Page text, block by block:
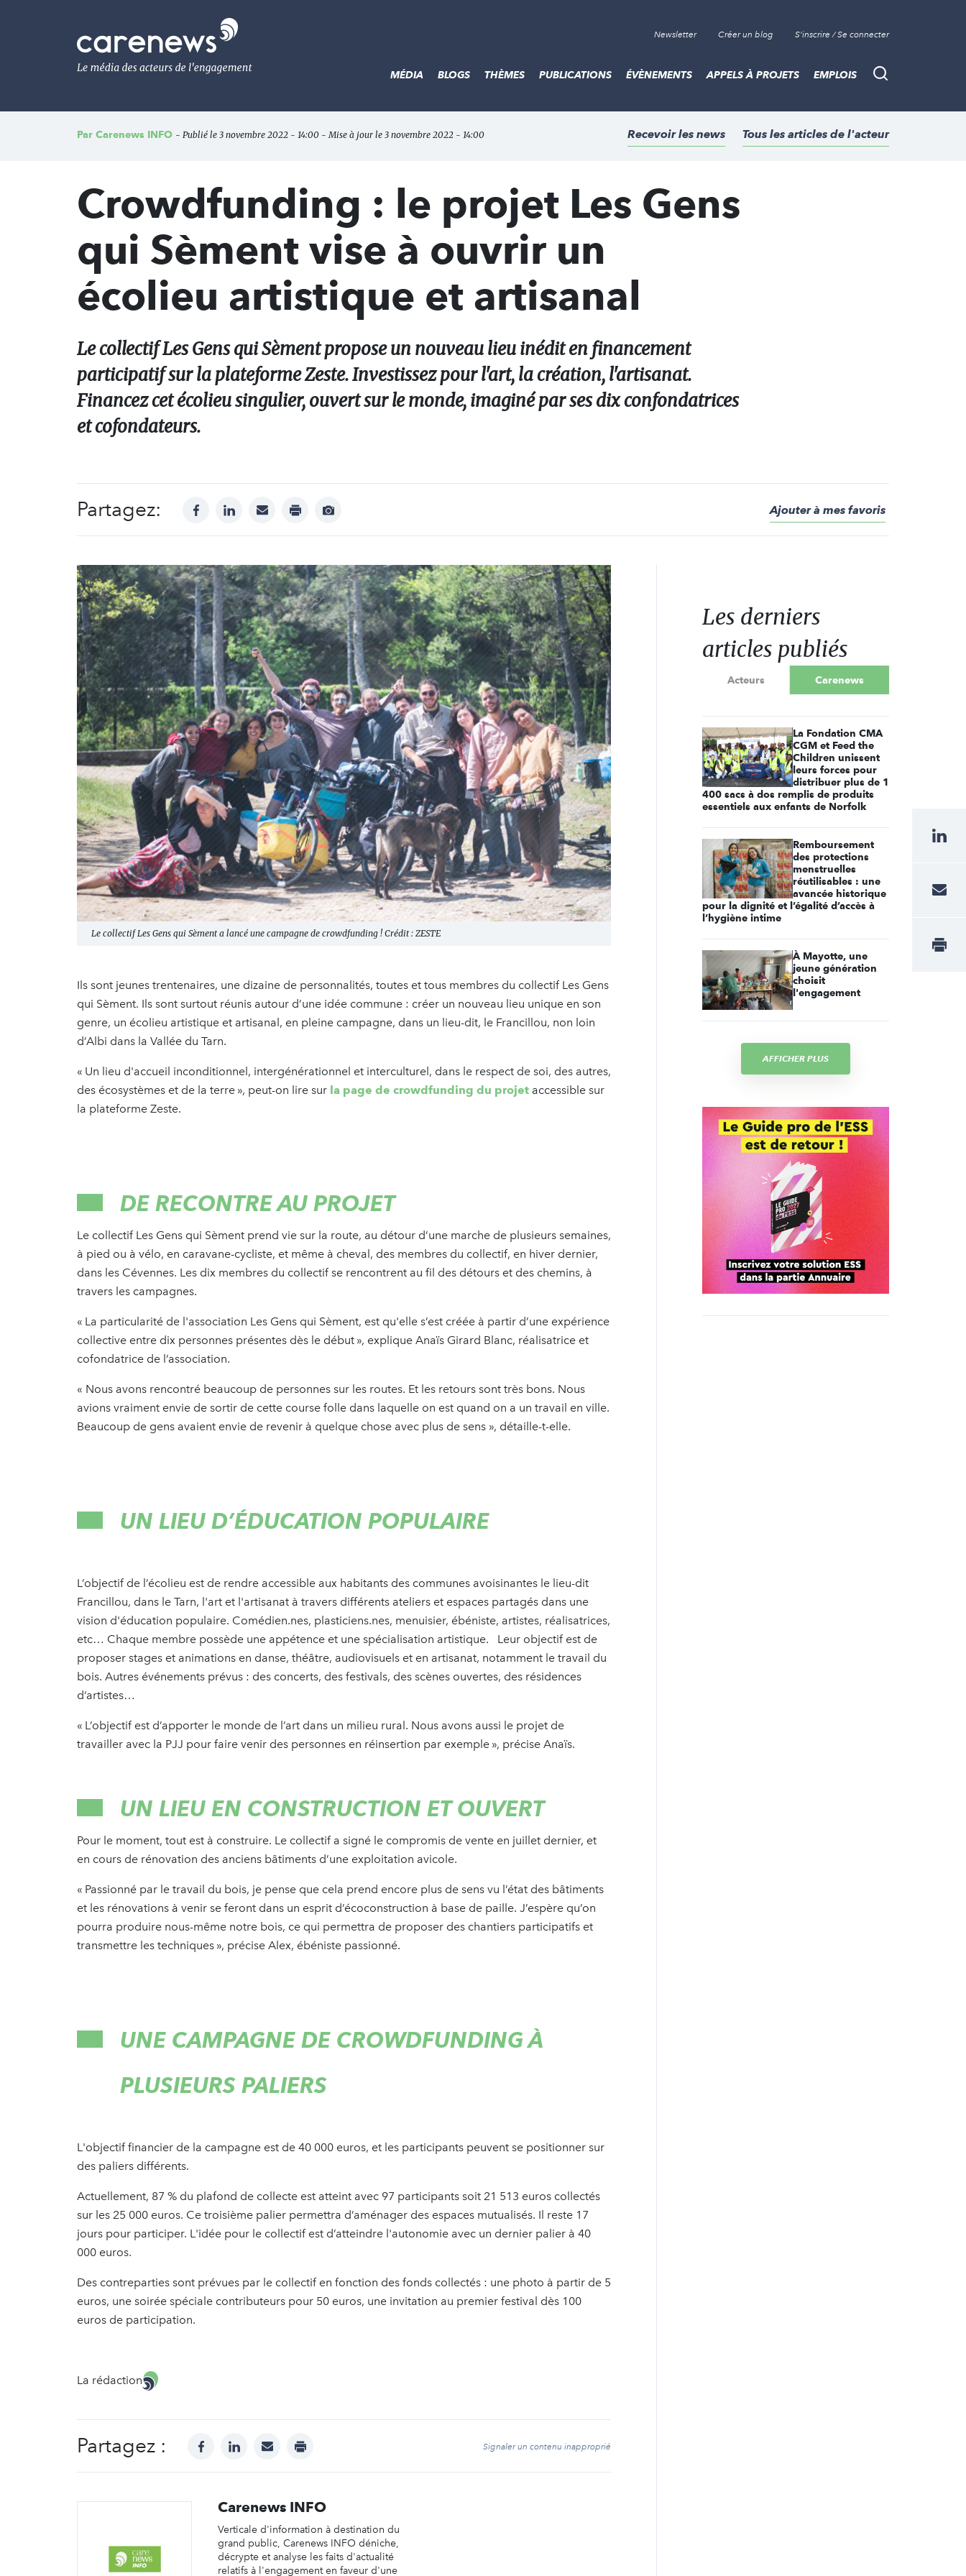
Le
média
de
l'engagement
Newsletter Créer un blog S'inscrire / Se connecter
Recherche
MÉDIA BLOGS THÈMES PUBLICATIONS ÉVÈNEMENTS APPELS À PROJETS EMPLOIS
Par Carenews INFO - Publié le 3 novembre 2022 - 14:00 - Mise à jour le 3 novembre 2022 - 14:00 Recevoir les news Tous les articles de l'acteur
Crowdfunding : le projet Les Gens
qui Sèment vise à ouvrir un
écolieu artistique et artisanal
Le collectif Les Gens qui Sèment propose un nouveau lieu inédit en financement
participatif sur la plateforme Zeste. Investissez pour l'art, la création, l'artisanat.
Financez cet écolieu singulier, ouvert sur le monde, imaginé par ses dix confondatrices
et cofondateurs.
Partagez: facebooklinkedinmail print
Afficher
Ajouter à mes favoris
Le collectif Les Gens qui Sèment a lancé une campagne de crowdfunding ! Crédit : ZESTE
Ils sont jeunes trentenaires, une dizaine de personnalités, toutes et tous membres du collectif Les Gens
qui Sèment. Ils sont surtout réunis autour d’une idée commune : créer un nouveau lieu unique en son
genre, un écolieu artistique et artisanal, en pleine campagne, dans un lieu-dit, le Francillou, non loin
d’Albi dans la Vallée du Tarn.
« Un lieu d'accueil inconditionnel, intergénérationnel et interculturel, dans le respect de soi, des autres,
des écosystèmes et de la terre », peut-on lire sur la page de crowdfunding du projet accessible sur
la plateforme Zeste.
DE RECONTRE AU PROJET
Le collectif Les Gens qui Sèment prend vie sur la route, au détour d’une marche de plusieurs semaines,
à pied ou à vélo, en caravane-cycliste, et même à cheval, des membres du collectif, en hiver dernier,
dans les Cévennes. Les dix membres du collectif se rencontrent au fil des détours et des chemins, à
travers les campagnes.
« La particularité de l'association Les Gens qui Sèment, est qu'elle s’est créée à partir d’une expérience
collective entre dix personnes présentes dès le début », explique Anaïs Girard Blanc, réalisatrice et
cofondatrice de l’association.
« Nous avons rencontré beaucoup de personnes sur les routes. Et les retours sont très bons. Nous
avions vraiment envie de sortir de cette course folle dans laquelle on est quand on a un travail en ville.
Beaucoup de gens avaient envie de revenir à quelque chose avec plus de sens », détaille-t-elle.
UN LIEU D’ÉDUCATION POPULAIRE
L’objectif de l’écolieu est de rendre accessible aux habitants des communes avoisinantes le lieu-dit
Francillou, dans le Tarn, l'art et l'artisanat à travers différents ateliers et espaces partagés dans une
vision d'éducation populaire. Comédien.nes, plasticiens.nes, menuisier, ébéniste, artistes, réalisatrices,
etc… Chaque membre possède une appétence et une spécialisation artistique. Leur objectif est de
proposer stages et animations en danse, théâtre, audiovisuels et en artisanat, notamment le travail du
bois. Autres événements prévus : des concerts, des festivals, des scènes ouvertes, des résidences
d’artistes…
« L’objectif est d’apporter le monde de l’art dans un milieu rural. Nous avons aussi le projet de
travailler avec la PJJ pour faire venir des personnes en réinsertion par exemple », précise Anaïs.
UN LIEU EN CONSTRUCTION ET OUVERT
Pour le moment, tout est à construire. Le collectif a signé le compromis de vente en juillet dernier, et
en cours de rénovation des anciens bâtiments d’une exploitation avicole.
« Passionné par le travail du bois, je pense que cela prend encore plus de sens vu l’état des bâtiments
et les rénovations à venir se feront dans un esprit d’écoconstruction à base de paille. J’espère qu’on
pourra produire nous-même notre bois, ce qui permettra de proposer des chantiers participatifs et
transmettre les techniques », précise Alex, ébéniste passionné.
UNE CAMPAGNE DE CROWDFUNDING À
PLUSIEURS PALIERS
L'objectif financier de la campagne est de 40 000 euros, et les participants peuvent se positionner sur
des paliers différents.
Actuellement, 87 % du plafond de collecte est atteint avec 97 participants soit 21 513 euros collectés
sur les 25 000 euros. Ce troisième palier permettra d’aménager des espaces mutualisés. Il reste 17
jours pour participer. L'idée pour le collectif est d’atteindre l'autonomie avec un dernier palier à 40
000 euros.
Des contreparties sont prévues par le collectif en fonction des fonds collectés : une photo à partir de 5
euros, une soirée spéciale contributeurs pour 50 euros, une invitation au premier festival dès 100
euros de participation.
La rédaction
Partagez : facebooklinkedinmail print Signaler un contenu inapproprié
Carenews INFO
Verticale d'information à destination du
grand public, Carenews INFO déniche,
décrypte et analyse les faits d'actualité
relatifs à l'engagement en faveur d'une
Les derniers
articles publiés
Acteurs Carenews
La Fondation CMA
CGM et Feed the
Children unissent
leurs forces pour
distribuer plus de 1
400 sacs à dos remplis de produits
essentiels aux enfants de Norfolk
Remboursement
des protections
menstruelles
réutilisables : une
avancée historique
pour la dignité et l’égalité d’accès à
l’hygiène intime
À Mayotte, une
jeune génération
choisit
l'engagement
AFFICHER PLUS